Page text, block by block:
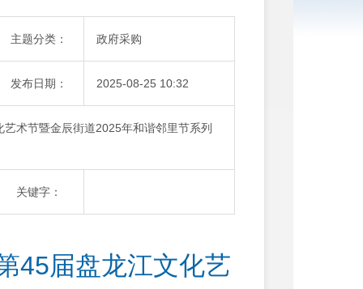
主题分类： 政府采购
发布日期： 2025-08-25 10:32
术节暨金辰街道2025年和谐邻里节系列
关键字：
45届盘龙江文化艺